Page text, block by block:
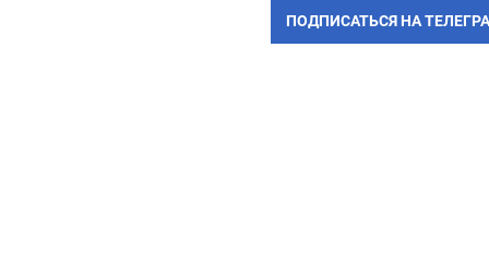
ПОДПИСАТЬСЯ НА